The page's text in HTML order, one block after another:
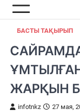
БАСТЫ ТАҚЫРЫП
САЙРАМДА
ЖАРҚЫН
infotnkz 27 мая,